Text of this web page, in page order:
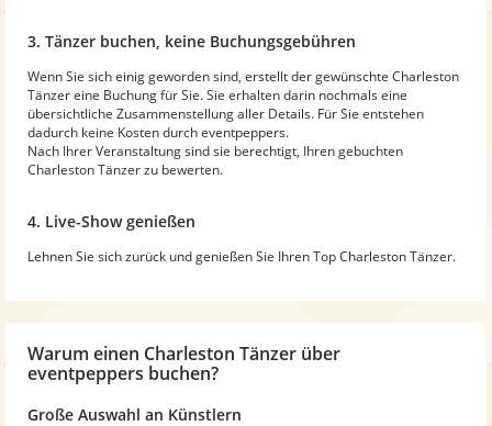
3. Tänzer buchen, keine Buchungsgebühren
Wenn Sie sich einig geworden sind, erstellt der gewünschte Charleston
Tänzer eine Buchung für Sie. Sie erhalten darin nochmals eine
übersichtliche Zusammenstellung aller Details. Für Sie entstehen
dadurch keine Kosten durch eventpeppers.
Nach Ihrer Veranstaltung sind sie berechtigt, Ihren gebuchten
Charleston Tänzer zu bewerten.
4. Live-Show genießen
Lehnen Sie sich zurück und genießen Sie Ihren Top Charleston Tänzer.
Warum einen Charleston Tänzer über
eventpeppers buchen?
Große Auswahl an Künstlern